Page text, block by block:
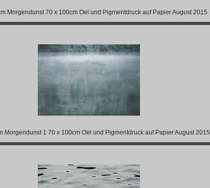
Morgendunst 70 x 100cm Oel und Pigmentdruck auf Papier August 2015
Morgendunst 1 70 x 100cm Oel und Pigmentdruck auf Papier August 2015